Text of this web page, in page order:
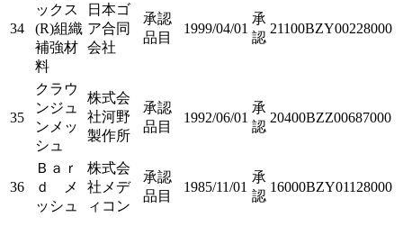
34
ックス
(R)組織
補強材
料
日本ゴ
ア合同
会社
承認
品目
1999/04/01
承
認
21100BZY00228000
35
クラウ
ンジュ
ンメッ
シュ
株式会
社河野
製作所
承認
品目
1992/06/01
承
認
20400BZZ00687000
36
Ｂａｒ
ｄ メ
ッシュ
株式会
社メデ
ィコン
承認
品目
1985/11/01
承
認
16000BZY01128000